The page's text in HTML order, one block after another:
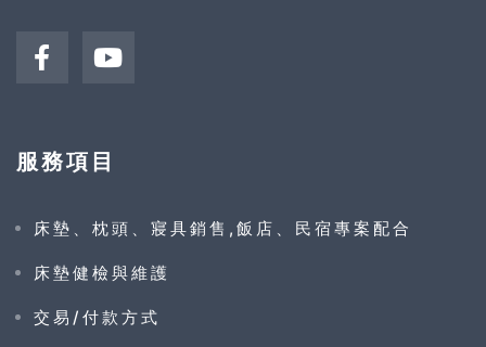
服務項目
床墊、枕頭、寢具銷售,飯店、民宿專案配合
床墊健檢與維護
交易/付款方式